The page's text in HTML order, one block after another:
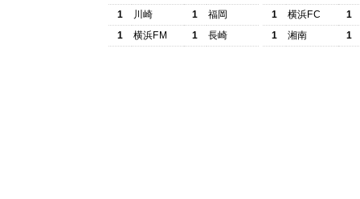
1
川崎 1
福岡
1
横浜FM 1 長崎
1
横浜FC
1
1
湘南 1